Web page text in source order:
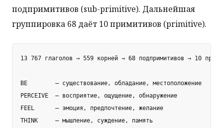
подпримитивов (sub-primitive). Дальнейшая
группировка 68 даёт 10 примитивов (primitive).
13 767 глаголов → 559 корней → 68 подпримитивов → 10
BE        — существование, обладание, местоположение
PERCEIVE  — восприятие, ощущение, обнаружение
FEEL      — эмоция, предпочтение, желание
THINK     — мышление, суждение, память